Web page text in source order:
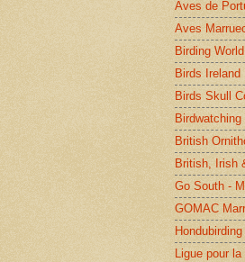
Aves de
Aves
Birding World
Birds Ireland
Birds Skull
British
British, Irish
Go South -
GOMAC
Hondubirding
Ligue pour